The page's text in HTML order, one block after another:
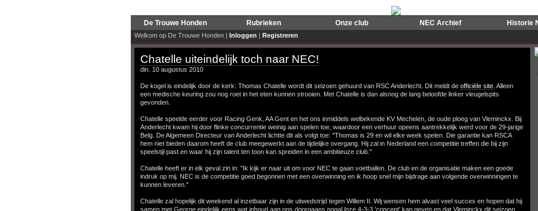
De Trouwe Honden Rubrieken Onze club NEC Archief Historie
Welkom op De Trouwe Honden | Inloggen | Registreren
Chatelle uiteindelijk toch naar NEC!
din. 10 augustus 2010
De kogel is eindelijk door de kerk: Thomas Chatelle wordt dit seizoen gehuurd van RSC Anderlecht. Dit meldt de officiële site . Alleen
een medische keuring zou nog roet in het eten kunnen strooien. Met Chatelle is dan alsnog de lang beloofde linker vleugelspits
gevonden.
Chatelle speelde eerder voor Racing Genk, AA Gent en het ons inmiddels welbekende KV Mechelen, de oude ploeg van Vleminckx. Bij
Anderlecht kwam hij door flinke concurrentie weinig aan spelen toe, waardoor een verhuur opeens aantrekkelijk werd voor de 29-jarige
Belg. De Algemeen Directeur van Anderlecht lichtte dit als volgt toe: "Thomas is 29 en wil elke week spelen. Die garantie kan RSCA
hem niet bieden daarom heeft de club meegewerkt aan de tijdelijke overgang. Hij zal in Nederland een competitie treffen die bij zijn
speelstijl past en waar hij zijn talent ten toon kan spreiden in een ambitieuze club."
Chatelle heeft er in elk geval zin in: "Ik kijk er naar uit om voor NEC te gaan voetballen. De club en de organisatie maken een goede
indruk op mij. NEC is de competitie goed begonnen met een overwinning en ik hoop snel mijn bijdrage aan volgende overwinningen te
kunnen leveren."
Chatelle zal hopelijk dit weekend al inzetbaar zijn in de uitwedstrijd tegen Willem II. Wij wensen hem alvast veel succes en hopen dat hij
samen met George eindelijk eens wat inhoud aan ons doorgaans nogal loze 4-3-3 'concept' kan geven en dat Vleminckx dit seizoen